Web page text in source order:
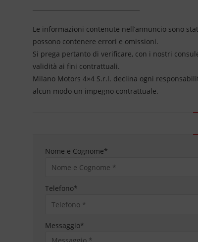
Le informazioni contenute nell’annuncio sono
possono contenere errori e omissioni.
Si prega pertanto di verificare, con i nostri
validità ai fini contrattuali.
Milano Motors 4×4 S.r.l. declina ogni
alcun modo un impegno contrattuale.
Nome e Cognome*
Telefono*
Messaggio*